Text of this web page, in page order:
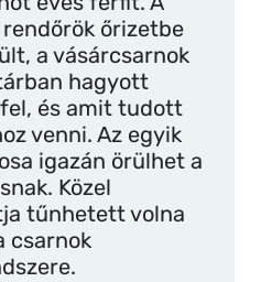
őrizetbe
a vásárcsarnok
hagyott
és amit tudott
venni. Az egyik
igazán örülhet a
Közel
tűnhetett volna
csarnok